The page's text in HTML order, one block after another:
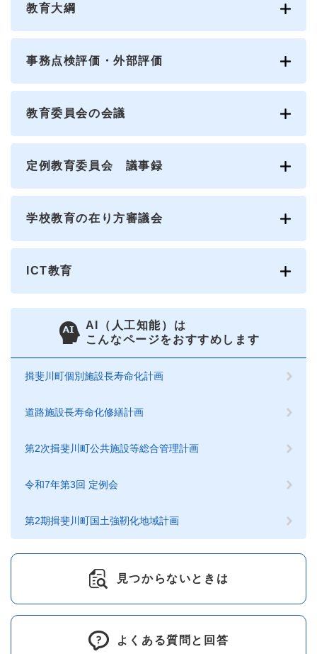
教育大綱
事務点検評価・外部評価
教育委員会の会議
定例教育委員会 議事録
学校教育の在り方審議会
ICT教育
AI（人工知能）は
こんなページをおすすめします
揖斐川町個別施設長寿命化計画
道路施設長寿命化修繕計画
第2次揖斐川町公共施設等総合管理計画
令和7年第3回 定例会
第2期揖斐川町国土強靭化地域計画
見つからないときは
よくある質問と回答